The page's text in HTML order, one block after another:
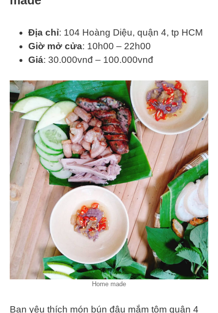
Địa chỉ: 104 Hoàng Diệu, quận 4, tp HCM
Giờ mở cửa: 10h00 – 22h00
Giá: 30.000vnđ – 100.000vnđ
Home made
Bạn yêu thích món bún đậu mắm tôm quận 4